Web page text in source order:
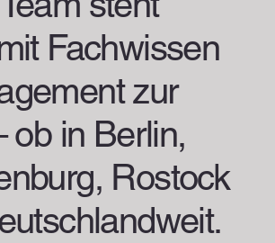
Fachwissen
zur
ob in Berlin,
Rostock